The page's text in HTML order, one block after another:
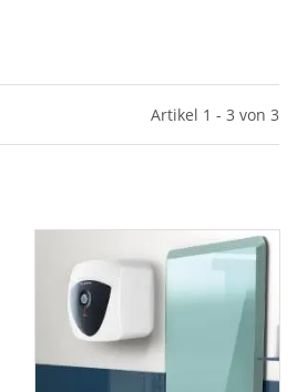
Artikel 1 - 3 von 3